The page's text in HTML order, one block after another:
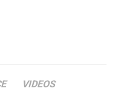
VIDEOS